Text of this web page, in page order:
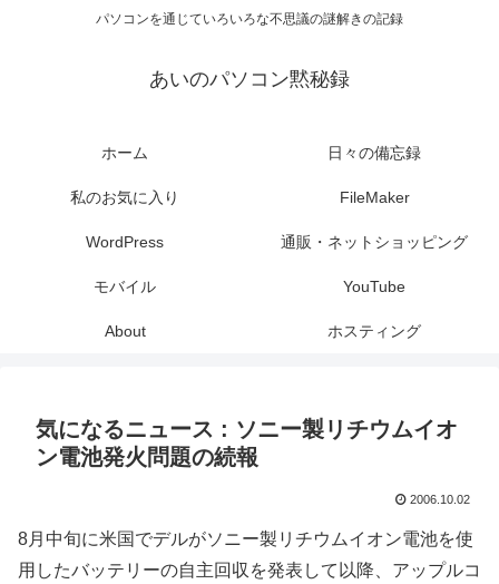
パソコンを通じていろいろな不思議の謎解きの記録
あいのパソコン黙秘録
ホーム 日々の備忘録
私のお気に入り FileMaker
WordPress 通販・ネットショッピング
モバイル YouTube
About ホスティング
気になるニュース : ソニー製リチウムイオ
ン電池発火問題の続報
2006.10.02
8月中旬に米国でデルがソニー製リチウムイオン電池を使
用したバッテリーの自主回収を発表して以降、アップルコ